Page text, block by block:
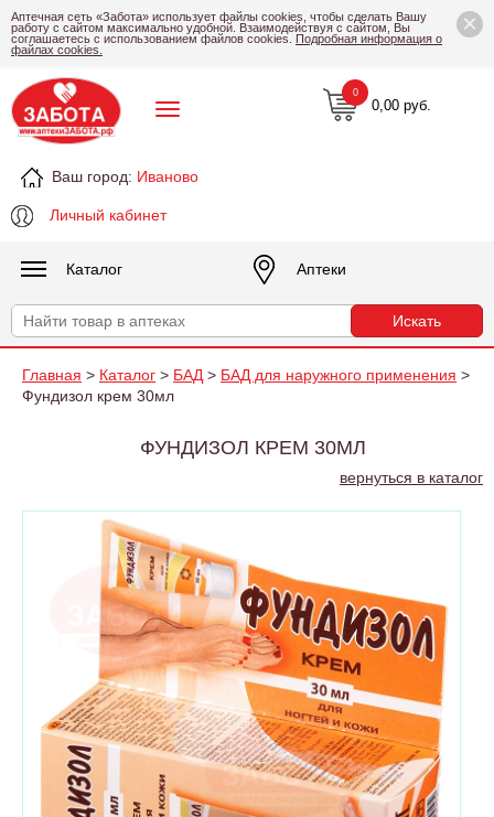
×
Аптечная сеть «Забота» использует файлы cookies, чтобы сделать Вашу
работу с сайтом максимально удобной. Взаимодействуя с сайтом, Вы
соглашаетесь с использованием файлов cookies. Подробная информация о
файлах cookies.
Ваш город: Иваново
Личный кабинет
0,00 руб.
0
Каталог Аптеки
Главная > Каталог > БАД > БАД для наружного применения >
Фундизол крем 30мл
ФУНДИЗОЛ КРЕМ 30МЛ
вернуться в каталог